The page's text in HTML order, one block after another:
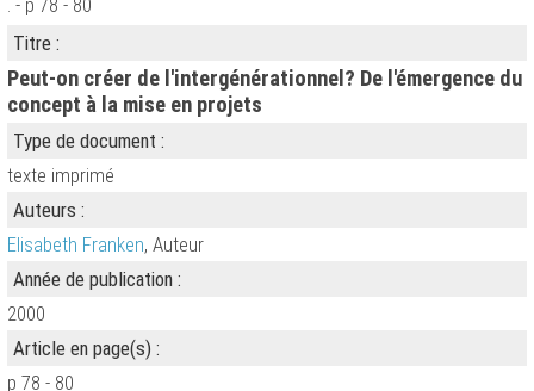
. - p 78 - 80
Titre :
Peut-on créer de l'intergénérationnel? De l'émergence du
concept à la mise en projets
Type de document :
texte imprimé
Auteurs :
Elisabeth Franken, Auteur
Année de publication :
2000
Article en page(s) :
p 78 - 80